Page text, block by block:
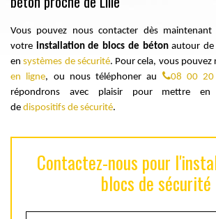
Vous pouvez nous contacter dès
votre installation de blocs de bétonautour de
ensystèmes de sécurité. Pour cela, vous
en ligne, ou nous téléphoner au 08 00
répondrons avec plaisir pour mettre en
de dispositifs de sécurité.
Contactez-nous pour
blocs de sécurité